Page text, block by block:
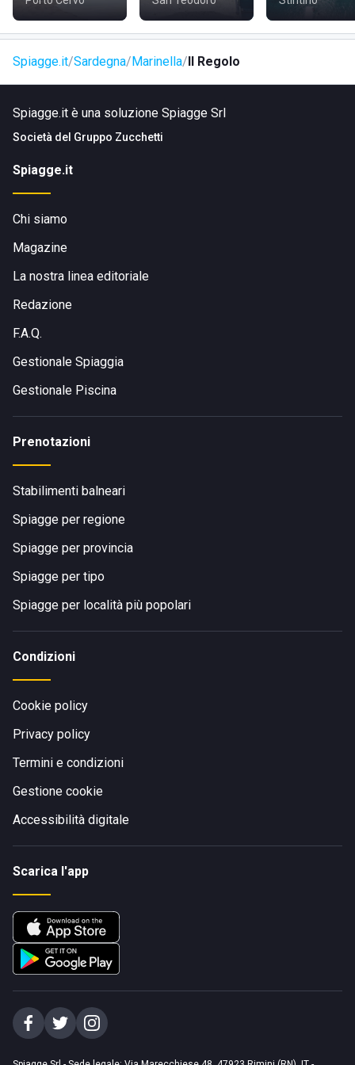
Spiagge.it Sardegna Marinella Il Regolo
Spiagge.it è una soluzione Spiagge Srl
Società del Gruppo Zucchetti
Spiagge.it
Chi siamo
Magazine
La nostra linea editoriale
Redazione
F.A.Q.
Gestionale Spiaggia
Gestionale Piscina
Prenotazioni
Stabilimenti balneari
Spiagge per regione
Spiagge per provincia
Spiagge per tipo
Spiagge per località più popolari
Condizioni
Cookie policy
Privacy policy
Termini e condizioni
Gestione cookie
Accessibilità digitale
Scarica l'app